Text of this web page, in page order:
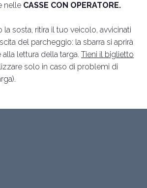
nelle CASSE CON OPERATORE.
la sosta, ritira il tuo veicolo, avvicinati
del parcheggio: la sbarra si aprirà
lettura della targa. Tieni il biglietto
solo in caso di problemi di